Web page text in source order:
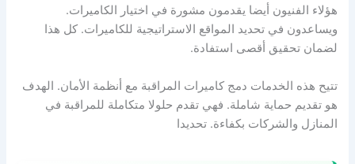
هؤلاء الفنيون أيضا يقدمون مشورة في اختيار الكاميرات.
ويساعدون في تحديد المواقع الاستراتيجية للكاميرات. كل هذا
لضمان تحقيق أقصى استفادة.
تتيح هذه الخدمات دمج كاميرات المراقبة مع أنظمة الأمان. الهدف
هو تقديم حماية شاملة. فهي تقدم حلولا متكاملة للمراقبة في
المنازل والشركات بكفاءة. تحديدا